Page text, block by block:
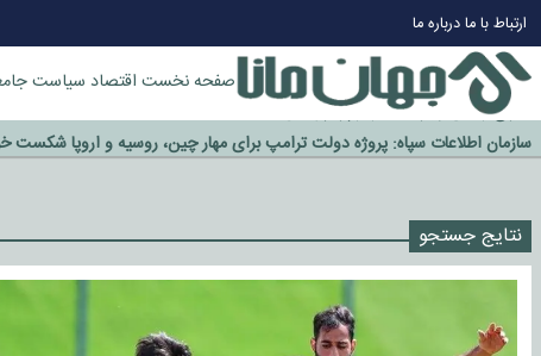
ارتباط با مادرباره ما
صفحه نخست اقتصاد سیاست
چرا طلا دوباره افزایشی شد؟
گزینه جدایی اوسمار روی میز مدیران پرسپولیس
آیا رئیس جمهور آمریکا قانون را دور می‌زند؟
اخراج رسمی چهره نامدار از پرسپولیس
سازمان اطلاعات سپاه: پروژه دولت ترامپ برای مهار چین، روسیه و اروپا شکست
نتایج جستجو